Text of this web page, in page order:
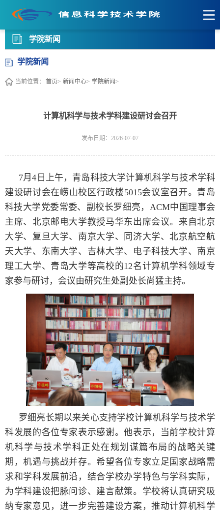
学院新闻
学院新闻
当前位置： 首页> 新闻中心> 学院新闻>
计算机科学与技术学科建设研讨会召开
发布日期：2026-07-07
7月4日上午，青岛科技大学计算机科学与技术学科
建设研讨会在崂山校区行政楼5015会议室召开。青岛
科技大学党委常委、副校长罗细亮，ACM中国理事会
主席、北京邮电大学教授马华东出席会议。来自北京
大学、复旦大学、南京大学、同济大学、北京航空航
天大学、东南大学、吉林大学、电子科技大学、南京
理工大学、青岛大学等高校的12名计算机学科领域专
家参与研讨，会议由研究生处副处长尚猛主持。
罗细亮长期以来关心支持学校计算机科学与技术学
科发展的各位专家表示感谢。他表示，当前学校计算
机科学与技术学科正处在规划谋篇布局的战略关键
期，机遇与挑战并存。希望各位专家立足国家战略需
求和学科发展前沿，结合学校办学特色与学科实际，
为学科建设把脉问诊、建言献策。学校将认真研究吸
纳专家意见，进一步完善建设方案，推动计算机科学